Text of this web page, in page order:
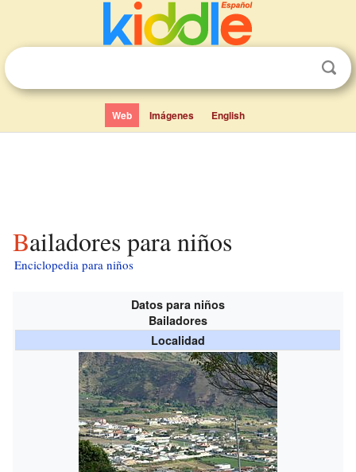
Web Imágenes English
Bailadores para niños
Enciclopedia para niños
Datos para niños
Bailadores
Localidad